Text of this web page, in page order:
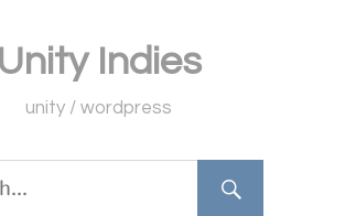
Unity Indies
unity / wordpress